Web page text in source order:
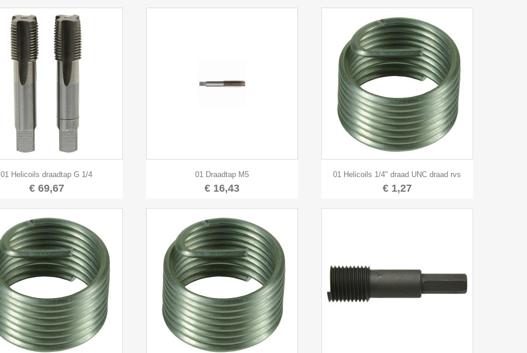
Snel bekijken
01 Helicoils draadtap G 1/4
€ 69,67
 Snel bekijken
01 Draadtap M5
€ 16,43
Snel bekijken
01 Helicoils 1/4" draad UNC draad rvs
€ 1,27